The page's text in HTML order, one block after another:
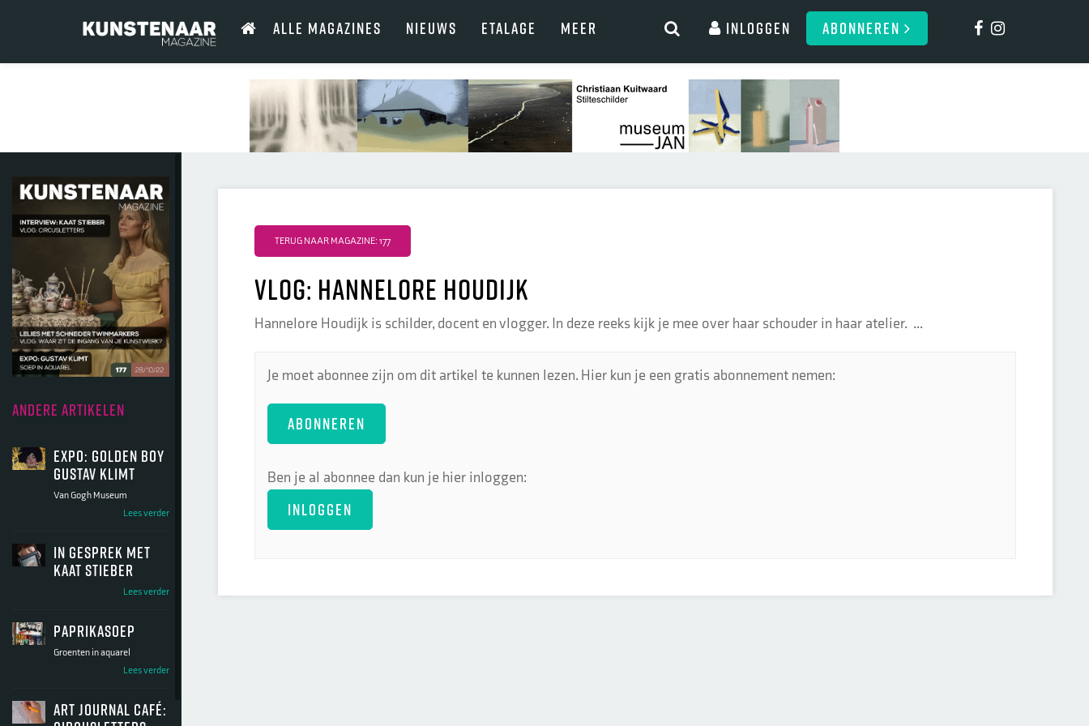
ALLE MAGAZINES NIEUWS ETALAGE MEER Inloggen ABONNEREN
ANDERE ARTIKELEN
Expo: Golden Boy
Gustav Klimt
Van Gogh Museum
Lees verder
In gesprek met
Kaat Stieber
Lees verder
Paprikasoep
Groenten in aquarel
Lees verder
Art Journal Café:
TERUG NAAR MAGAZINE: 177
Vlog: Hannelore Houdijk
Hannelore Houdijk is schilder, docent en vlogger. In deze reeks kijk je mee over haar schouder in haar atelier. ...
Je moet abonnee zijn om dit artikel te kunnen lezen. Hier kun je een gratis abonnement nemen:
ABONNEREN
Ben je al abonnee dan kun je hier inloggen:
INLOGGEN